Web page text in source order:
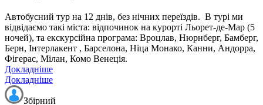
Автобусний тур на 12 днів, без нічних переїздів. В турі ми
відвідаємо такі міста: відпочинок на курорті Льорет-де-Мар (5
ночей), та екскурсійна програма: Вроцлав, Нюрнберг, Бамберг,
Берн, Інтерлакент , Барселона, Ніца Монако, Канни, Андорра,
Фігерас, Мілан, Комо Венеція.
Докладніше
Докладніше
Збірний